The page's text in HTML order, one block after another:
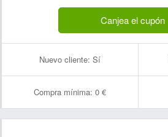
Canjea el cupón
Nuevo cliente: Sí
Compra mínima: 0 €